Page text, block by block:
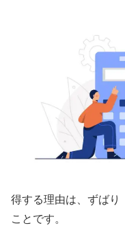
得する理由は、ずばり
ことです。